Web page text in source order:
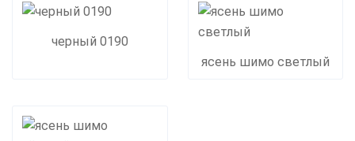
черный 0190
ясень шимо светлый